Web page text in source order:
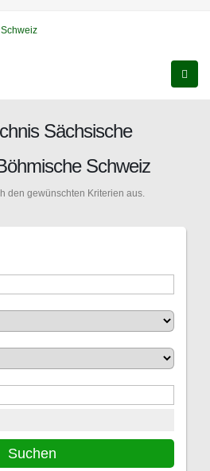
Sächsische
Schweiz
den gewünschten Kriterien aus.